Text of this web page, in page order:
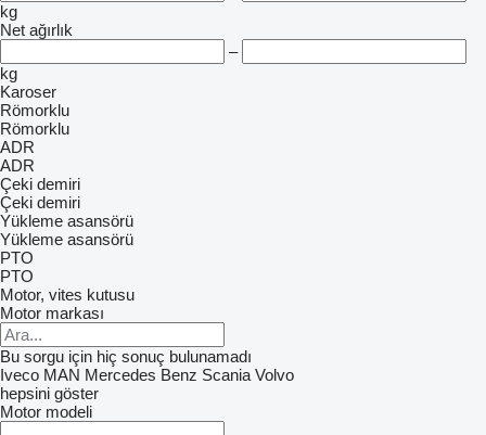
kg
Net ağırlık
–
kg
Karoser
Römorklu
Römorklu
ADR
ADR
Çeki demiri
Çeki demiri
Yükleme asansörü
Yükleme asansörü
PTO
PTO
Motor, vites kutusu
Motor markası
Bu sorgu için hiç sonuç bulunamadı
Iveco MAN Mercedes Benz Scania Volvo
hepsini göster
Motor modeli